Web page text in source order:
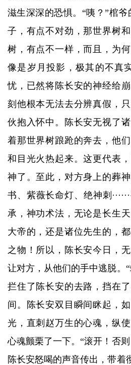
滋生深深的恐惧。“咦？”棺
子，有点不对劲，那世界树
树，有点不一样，而且，为
像是岁月投影，极其的不真
忧，已然将陈长安的神经给
刻他根本无法去分辨真假，
伙抱入怀中。陈长安无视了
着那世界树踉跄的奔去，他
和目光火热起来。这更代表
神了。至此，对方身上的葬
书、紫薇长命灯、绝神刺
承，神功术法，无论是长生
大帝的，还是诸位先生的，
之物！所以，陈长安今日，
让对方，从他们的手中逃脱。
拦住了陈长安的去路，挡在
间。陈长安双目瞬间眯起，
光，直刺赵万生的心魂，纵
心魂颤栗了一下。“滚开！否
陈长安怒喝的声音传出，带着